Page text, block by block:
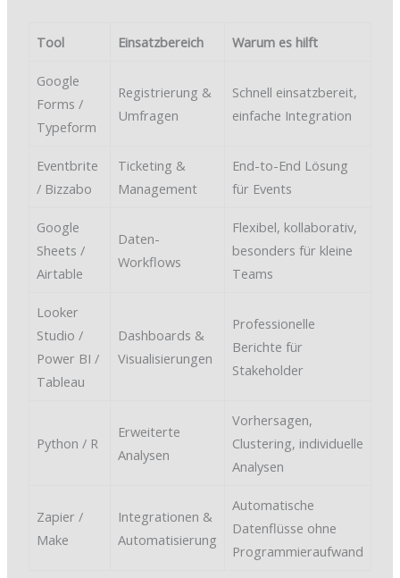
Tool Einsatzbereich Warum es hilft
Google
Forms /
Typeform
Registrierung &
Umfragen
Schnell einsatzbereit,
einfache Integration
Eventbrite
/ Bizzabo
Ticketing &
Management
End-to-End Lösung
für Events
Google
Sheets /
Airtable
Daten-
Workflows
Flexibel, kollaborativ,
besonders für kleine
Teams
Looker
Studio /
Power BI /
Tableau
Dashboards &
Visualisierungen
Professionelle
Berichte für
Stakeholder
Python / R
Erweiterte
Analysen
Vorhersagen,
Clustering, individuelle
Analysen
Zapier /
Make
Integrationen &
Automatisierung
Automatische
Datenflüsse ohne
Programmieraufwand